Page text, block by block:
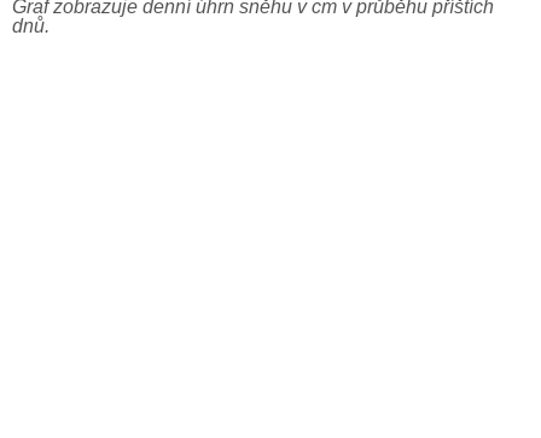
Graf zobrazuje denní úhrn sněhu v cm v průběhu příštích
dnů.